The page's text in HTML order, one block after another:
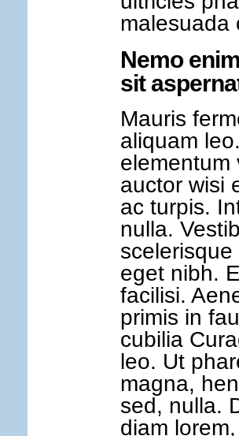
malesuada
Nemo
sit
Mauris
aliquam
elementum
auctor wisi
ac turpis.
nulla.
eget nibh.
facilisi.
primis in
cubilia
leo. Ut
magna,
sed, nulla.
diam